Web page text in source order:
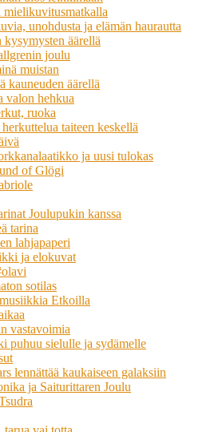
mielikuvitusmatkalla
unohdusta ja elämän haurautta
kysymysten äärellä
joulu
muistan
kauneuden äärellä
valon hehkua
ruoka
taiteen keskellä
ja uusi tulokas
of Glögi
Joulupukin kanssa
tarina
lahjapaperi
ja elokuvat
sotilas
Etkoilla
vastavoimia
puhuu sielulle ja sydämelle
lennättää kaukaiseen galaksiin
ja Saiturittaren Joulu